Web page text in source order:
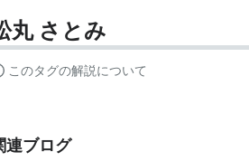
丸 さとみ
このタグの解説について
連ブログ